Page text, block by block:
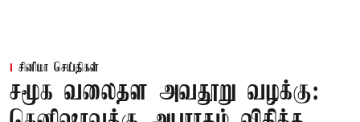
சினிமா செய்திகள்
சமூக வலைதள அவதூறு வழக்கு: